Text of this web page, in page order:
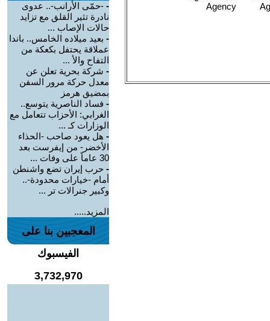
- -حمّى الأرانب-.. عدوى
نادرة تثير القلق مع تزايد
حالات الإصاب ...
- بعيد ميلاده الخامس.. باندا
عملاقة يحتفل بكعكة من
التفاح والأ ...
- شركة بحرية تعلن عن
معدل حركة مرور السفن
بمضيق هرمز
- فساد الناصرية يتوسع..
الغرابي: الأحزاب تتعامل مع
الوزارات كـ ...
- هل يعود صاحب -الحذاء
الأخضر- من إيفرست بعد
30 عاماً على وفات ...
- حرب إيران تضع واشنطن
أمام -خيارات محدودة-..
وكبير جنرالات تر ...
المزيد.....
المعجبين بنا على
الفيسبوك
3,732,970